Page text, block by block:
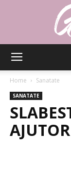
Home Sanatate
SANATATE